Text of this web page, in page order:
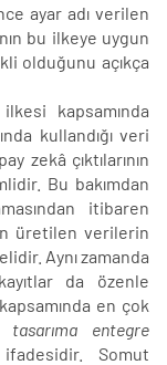
ayar adı verilen
bu ilkeye uygun
olduğunu açıkça
kapsamında
kullandığı veri
zekâ çıktılarının
Bu bakımdan
itibaren
üretilen verilerin
Aynı zamanda
da özenle
en çok
tasarıma entegre
Somut